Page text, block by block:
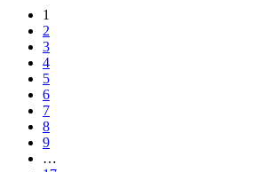
1
2
3
4
5
6
7
8
9
…